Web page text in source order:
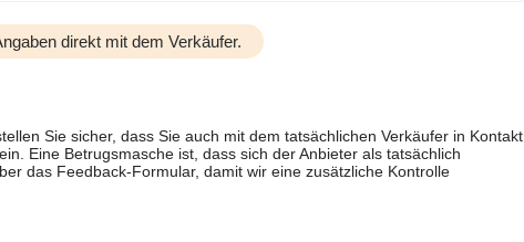
direkt mit dem Verkäufer.
Sie sicher, dass Sie auch mit dem tatsächlichen Verkäufer in Kontakt
Eine Betrugsmasche ist, dass sich der Anbieter als tatsächlich
das Feedback-Formular, damit wir eine zusätzliche Kontrolle